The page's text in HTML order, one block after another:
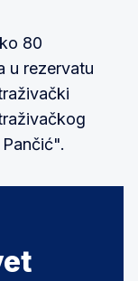
80
u rezervatu